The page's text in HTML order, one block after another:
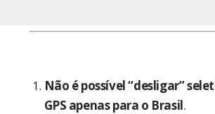
Não é possível “desligar”
GPS apenas para o Brasil.